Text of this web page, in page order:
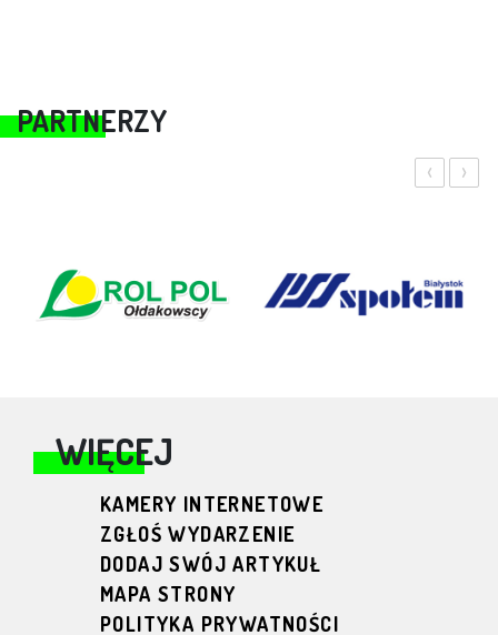
PARTNERZY
‹ ›
WIĘCEJ
KAMERY INTERNETOWE
ZGŁOŚ WYDARZENIE
DODAJ SWÓJ ARTYKUŁ
MAPA STRONY
POLITYKA PRYWATNOŚCI